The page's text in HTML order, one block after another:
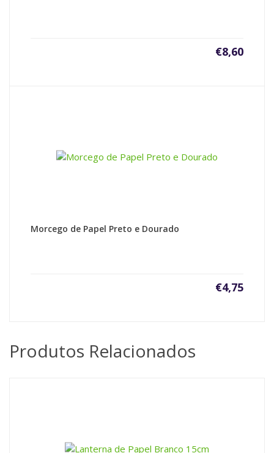
€8,60
Morcego de Papel Preto e Dourado
€4,75
Produtos Relacionados